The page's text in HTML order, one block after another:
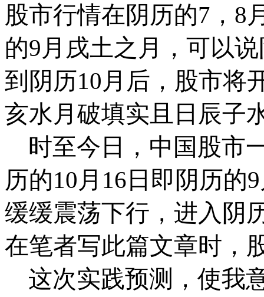
股市行情在阴历的7 ， 8
的9月戌土之月，可以
到阴历10月后，股市将
亥水月破填实且日辰子
时至今日，中国股市
历的10月 16 日 即阴历的9
缓缓震荡下行，进入阴
在笔者写此篇文章时，
这次实践预测，使我